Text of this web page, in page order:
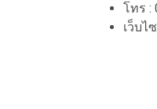
โทร :
เว็บไ